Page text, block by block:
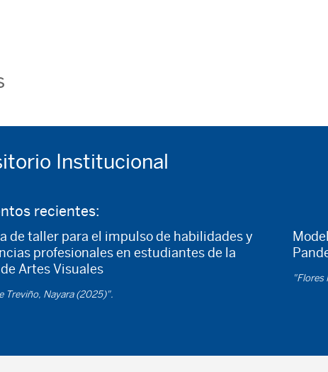
Institucional
recientes:
de taller para el impulso de habilidades y
profesionales en estudiantes de la
Artes Visuales
Treviño, Nayara (2025)".
"Flores